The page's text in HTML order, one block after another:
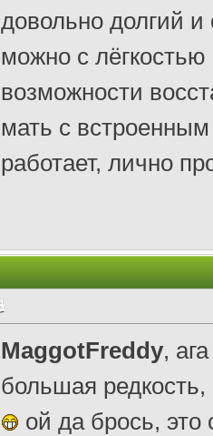
довольно долгий
можно с
возможности
мать с
работает, лично
MaggotFreddy,
большая
ой да брось, это